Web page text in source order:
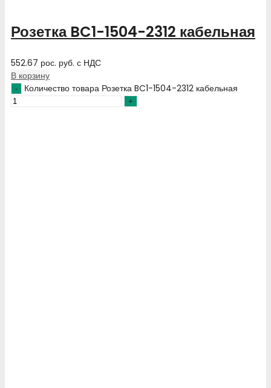
Розетка BC1-1504-2312 кабельная
552.67 рос. руб. с НДС
В корзину
Количество товара Розетка BC1-1504-2312 кабельная